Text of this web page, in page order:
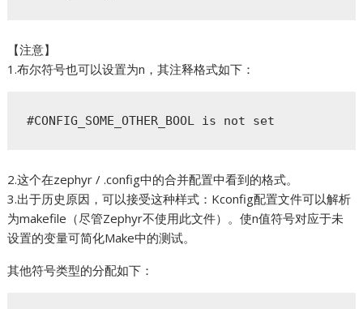
【注意】
1.布尔符号也可以设置为n，其注释格式如下：
#CONFIG_SOME_OTHER_BOOL is not set
2.这个在zephyr / .config中的合并配置中看到的格式。
3.出于历史原因，可以接受这种样式：Kconfig配置文件可以解析
为makefile（尽管Zephyr不使用此文件）。使n值符号对应于未
设置的变量可简化Make中的测试。
其他符号类型的分配如下：